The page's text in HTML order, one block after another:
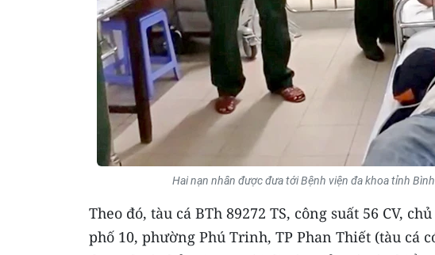
Hai nạn nhân được đưa tới Bệnh viện đa khoa tỉnh
Theo đó, tàu cá BTh 89272 TS, công suất 56 CV,
phố 10, phường Phú Trinh, TP Phan Thiết (tàu cá